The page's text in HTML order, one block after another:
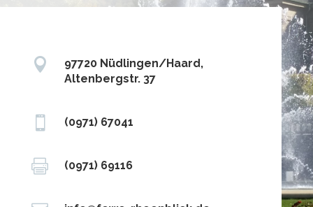

97720 Nüdlingen/Haard,
Altenbergstr. 37
 (0971) 67041
 (0971) 69116